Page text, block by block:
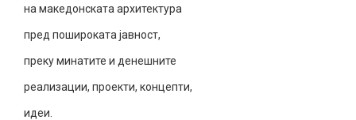
на македонската архитектура
пред пошироката јавност,
преку минатите и денешните
реализации, проекти, концепти,
идеи.